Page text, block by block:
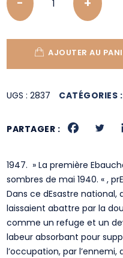
AJOUTER AU
UGS :2837 CATÉGORIES :
PARTAGER :
1947. » La première
sombres de mai 1940. « ,
Dans ce dEsastre national,
laissaient abattre par la
comme un refuge et un
labeur absorbant pour
l’occupation, par l’ennemi,